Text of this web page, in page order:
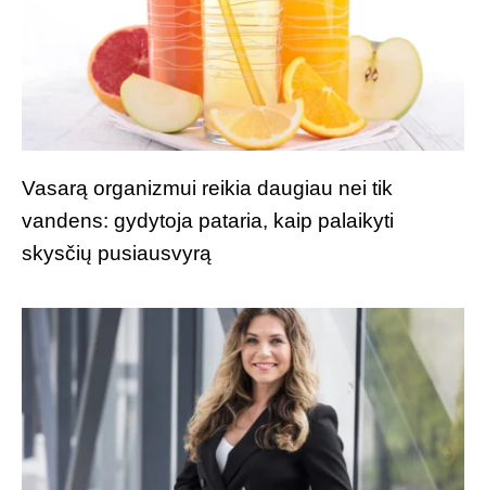
Vasarą organizmui reikia daugiau nei tik
vandens: gydytoja pataria, kaip palaikyti
skysčių pusiausvyrą